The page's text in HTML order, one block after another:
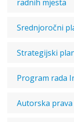
radnih mjesta
Srednjoročni
Strategijski
Program rada
Autorska